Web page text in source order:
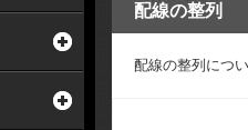
配線の整列
配線の整列につ